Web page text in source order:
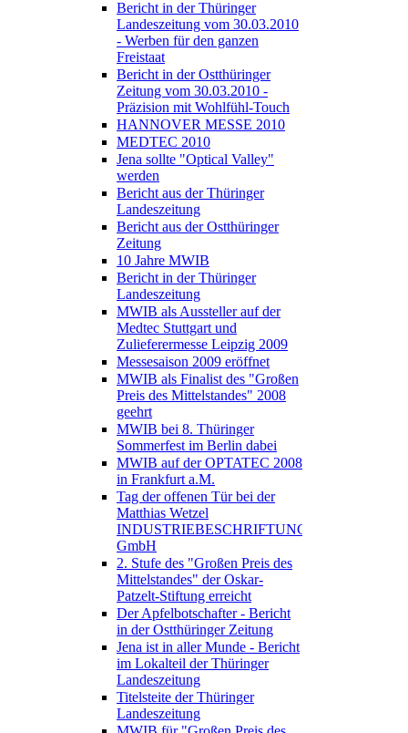
Bericht in der Thüringer
Landeszeitung vom 30.03.2010
- Werben für den ganzen
Freistaat
Bericht in der Ostthüringer
Zeitung vom 30.03.2010 -
Präzision mit Wohlfühl-Touch
HANNOVER MESSE 2010
MEDTEC 2010
Jena sollte "Optical Valley"
werden
Bericht aus der Thüringer
Landeszeitung
Bericht aus der Ostthüringer
Zeitung
10 Jahre MWIB
Bericht in der Thüringer
Landeszeitung
MWIB als Aussteller auf der
Medtec Stuttgart und
Zulieferermesse Leipzig 2009
Messesaison 2009 eröffnet
MWIB als Finalist des "Großen
Preis des Mittelstandes" 2008
geehrt
MWIB bei 8. Thüringer
Sommerfest im Berlin dabei
MWIB auf der OPTATEC 2008
in Frankfurt a.M.
Tag der offenen Tür bei der
Matthias Wetzel
INDUSTRIEBESCHRIFTUNGEN
GmbH
2. Stufe des "Großen Preis des
Mittelstandes" der Oskar-
Patzelt-Stiftung erreicht
Der Apfelbotschafter - Bericht
in der Ostthüringer Zeitung
Jena ist in aller Munde - Bericht
im Lokalteil der Thüringer
Landeszeitung
Titelsteite der Thüringer
Landeszeitung